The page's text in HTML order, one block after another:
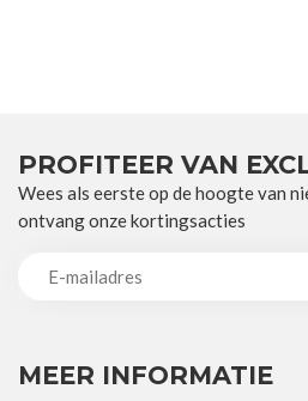
MEER INFORMATIE
PROFITEER VAN
Wees als eerste op de hoogte van
ontvang onze kortingsacties